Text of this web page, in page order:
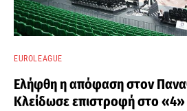
EUROLEAGUE
Ελήφθη η απόφαση στον
Κλείδωσε επιστροφή στο «4»